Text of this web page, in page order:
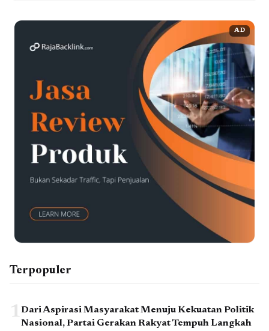
AD
Terpopuler
1 Dari Aspirasi Masyarakat Menuju Kekuatan Politik
Nasional, Partai Gerakan Rakyat Tempuh Langkah